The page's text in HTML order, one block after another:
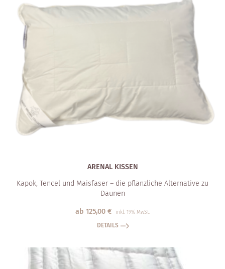
ARENAL KISSEN
Kapok, Tencel und Maisfaser – die pflanzliche Alternative zu
Daunen
ab 125,00 € inkl. 19% MwSt.
DETAILS